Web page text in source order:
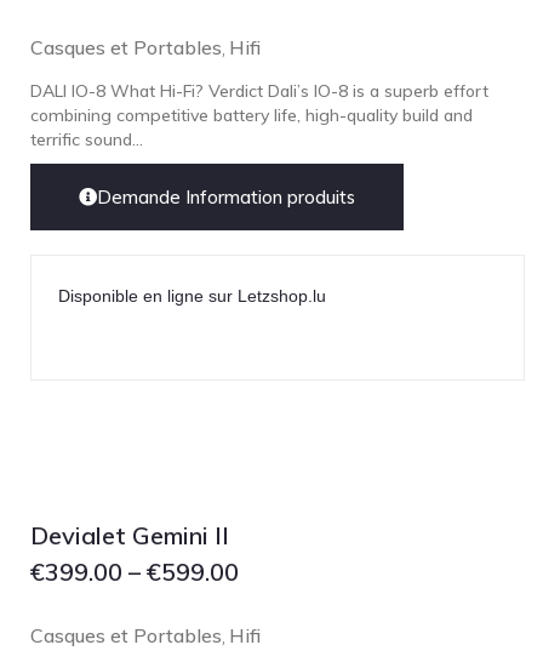
Casques et Portables Hifi
DALI IO-8 What Hi-Fi? Verdict Dali’s IO-8 is a superb effort
combining competitive battery life, high-quality build and
terrific sound...
Demande Information produits
Disponible en ligne sur Letzshop.lu
Devialet Gemini II
€399.00 – €599.00
Casques et Portables Hifi